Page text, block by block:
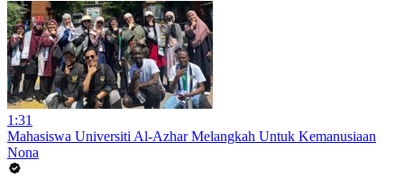
1:31
Mahasiswa Universiti Al-Azhar Melangkah Untuk Kemanusiaan
Nona